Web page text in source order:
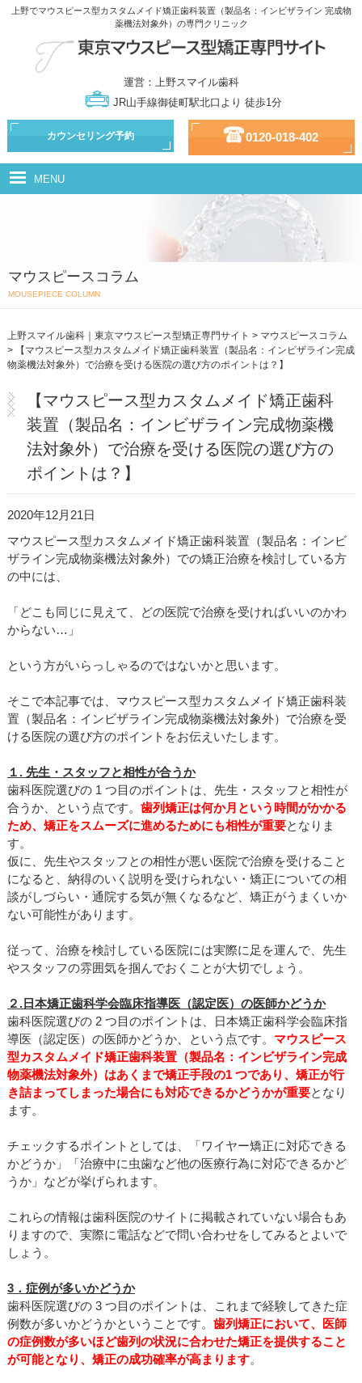
上野でマウスピース型カスタムメイド矯正歯科装置（製品名：インビザライン 完成物
薬機法対象外）の専門クリニック
運営：上野スマイル歯科
JR山手線御徒町駅北口より 徒歩1分
カウンセリング予約 0120-018-402
MENU
マウスピース型カスタムメイド矯正歯科装置（製品名：インビザライン
完成物薬機法対象外）とは
治療の流れ
治療費用
マウスピースコラム
MOUSEPIECE COLUMN
上野スマイル歯科｜東京マウスピース型矯正専門サイト > マウスピースコラム
>
【マウスピース型カスタムメイド矯正歯科装置（製品名：インビザライン完成
物薬機法対象外）で治療を受ける医院の選び方のポイントは？】
【マウスピース型カスタムメイド矯正歯科
装置（製品名：インビザライン完成物薬機
法対象外）で治療を受ける医院の選び方の
ポイントは？】
2020年12月21日
マウスピース型カスタムメイド矯正歯科装置（製品名：インビ
ザライン完成物薬機法対象外）での矯正治療を検討している方
の中には、
「どこも同じに見えて、どの医院で治療を受ければいいのかわ
からない…」
という方がいらっしゃるのではないかと思います。
そこで本記事では、マウスピース型カスタムメイド矯正歯科装
置（製品名：インビザライン完成物薬機法対象外）で治療を受
ける医院の選び方のポイントをお伝えいたします。
１. 先生・スタッフと相性が合うか
歯科医院選びの 1 つ目のポイントは、先生・スタッフと相性が
合うか、という点です。 歯列矯正は何か月という時間がかかる
ため、矯正をスムーズに進めるためにも相性が重要となりま
す。
仮に、先生やスタッフとの相性が悪い医院で治療を受けること
になると、納得のいく説明を受けられない・矯正についての相
談がしづらい・通院する気が無くなるなど、矯正がうまくいか
ない可能性があります。
従って、治療を検討している医院には実際に足を運んで、先生
やスタッフの雰囲気を掴んでおくことが大切でしょう。
２.日本矯正歯科学会臨床指導医（認定医）の医師かどうか
歯科医院選びの 2 つ目のポイントは、日本矯正歯科学会臨床指
導医（認定医）の医師かどうか、という点です。 マウスピース
型カスタムメイド矯正歯科装置（製品名：インビザライン完成
物薬機法対象外） はあくまで矯正手段の1 つであり、矯正が行
き詰まってしまった場合にも対応できるかどうかが重要となり
ます。
チェックするポイントとしては、「ワイヤー矯正に対応できる
かどうか」「治療中に虫歯など他の医療行為に対応できるかど
うか」などが挙げられます。
これらの情報は歯科医院のサイトに掲載されていない場合もあ
りますので、実際に電話などで問い合わせをしてみるとよいで
しょう。
3．症例が多いかどうか
歯科医院選びの 3 つ目のポイントは、これまで経験してきた症
例数が多いかどうかということです。 歯列矯正において、医師
の症例数が多いほど歯列の状況に合わせた矯正を提供すること
が可能となり、矯正の成功確率が高まります。